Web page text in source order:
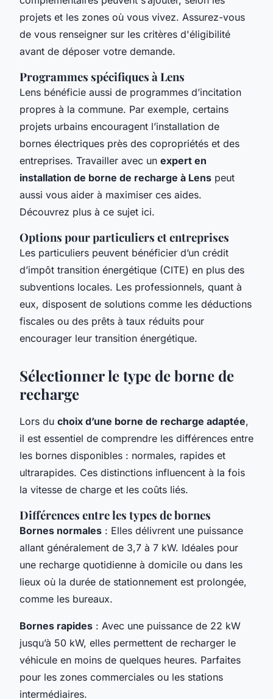
projets et les zones où vous vivez. Assurez-vous
de vous renseigner sur les critères d'éligibilité
avant de déposer votre demande.
Programmes spécifiques à Lens
Lens bénéficie aussi de programmes d’incitation
propres à la commune. Par exemple, certains
projets urbains encouragent l’installation de
bornes électriques près des copropriétés et des
entreprises. Travailler avec un expert en
installation de borne de recharge à Lens peut
aussi vous aider à maximiser ces aides.
Découvrez plus à ce sujet ici.
Options pour particuliers et entreprises
Les particuliers peuvent bénéficier d’un crédit
d’impôt transition énergétique (CITE) en plus des
subventions locales. Les professionnels, quant à
eux, disposent de solutions comme les déductions
fiscales ou des prêts à taux réduits pour
encourager leur transition énergétique.
Sélectionner le type de borne de
recharge
Lors du choix d’une borne de recharge adaptée,
il est essentiel de comprendre les différences entre
les bornes disponibles : normales, rapides et
ultrarapides. Ces distinctions influencent à la fois
la vitesse de charge et les coûts liés.
Différences entre les types de bornes
Bornes normales : Elles délivrent une puissance
allant généralement de 3,7 à 7 kW. Idéales pour
une recharge quotidienne à domicile ou dans les
lieux où la durée de stationnement est prolongée,
comme les bureaux.
Bornes rapides : Avec une puissance de 22 kW
jusqu’à 50 kW, elles permettent de recharger le
véhicule en moins de quelques heures. Parfaites
pour les zones commerciales ou les stations
intermédiaires.